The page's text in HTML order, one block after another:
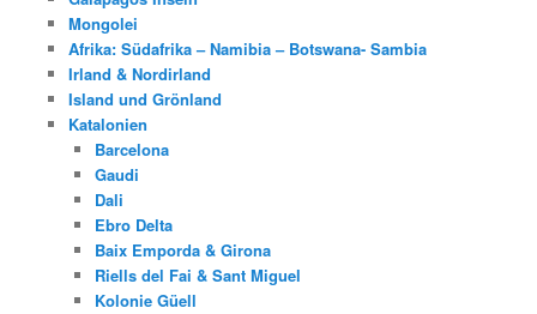
Mongolei
Afrika: Südafrika – Namibia – Botswana- Sambia
Irland & Nordirland
Island und Grönland
Katalonien
Barcelona
Gaudi
Dali
Ebro Delta
Baix Emporda & Girona
Riells del Fai & Sant Miguel
Kolonie Güell